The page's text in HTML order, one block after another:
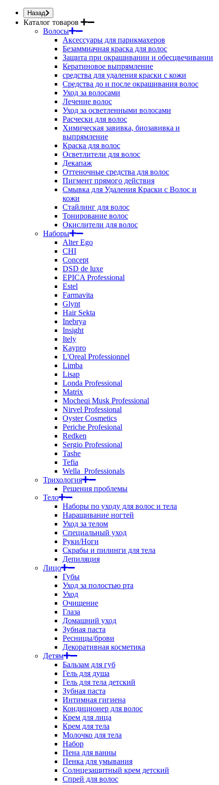
Назад
Каталог товаров
Волосы
Аксессуары для парикмахеров
Безаммиачная краска для волос
Защита при окрашивании и обесцвечивании
Кератиновое выпрямление
средства для удаления краски с кожи
Средства до и после окрашивания волос
Уход за волосами
Лечение волос
Уход за осветленными волосами
Расчески для волос
Химическая завивка, биозавивка и
выпрямление
Краска для волос
Осветлители для волос
Декапаж
Оттеночные средства для волос
Пигмент прямого действия
Смывка для Удаления Краски с Волос и
кожи
Стайлинг для волос
Тонирование волос
Окислители для волос
Наборы
Alter Ego
CHI
Concept
DSD de luxe
EPICA Professional
Estel
Farmavita
Glynt
Hair Sekta
Inebrya
Insight
Itely
Kaypro
L'Oreal Professionnel
Limba
Lisap
Londa Professional
Matrix
Mocheqi Musk Professional
Nirvel Professional
Oyster Cosmetics
Periche Profesional
Redken
Sergio Professional
Tashe
Tefia
Wella_Professionals
Трихология
Решения проблемы
Тело
Наборы по уходу для волос и тела
Наращивание ногтей
Уход за телом
Специальный уход
Руки/Ноги
Скрабы и пилинги для тела
Депиляция
Лицо
Губы
Уход за полостью рта
Уход
Очищение
Глаза
Домашний уход
Зубная паста
Ресницы/брови
Декоративная косметика
Детям
Бальзам для губ
Гель для душа
Гель для тела детский
Зубная паста
Интимная гигиена
Кондиционер для волос
Крем для лица
Крем для тела
Молочко для тела
Набор
Пена для ванны
Пенка для умывания
Солнцезащитный крем детский
Спрей для волос